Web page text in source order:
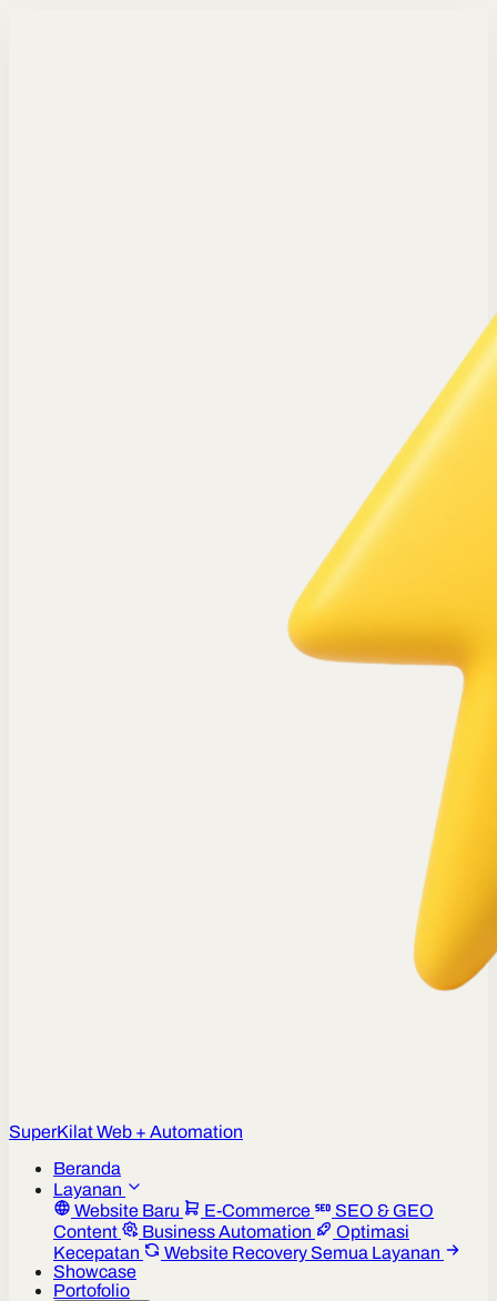
SuperKilatWeb + Automation
Beranda
Layanan
Website Baru
E-Commerce
SEO & GEO
Content
Business Automation
Optimasi
Kecepatan
Website Recovery Semua Layanan
Showcase
Portofolio